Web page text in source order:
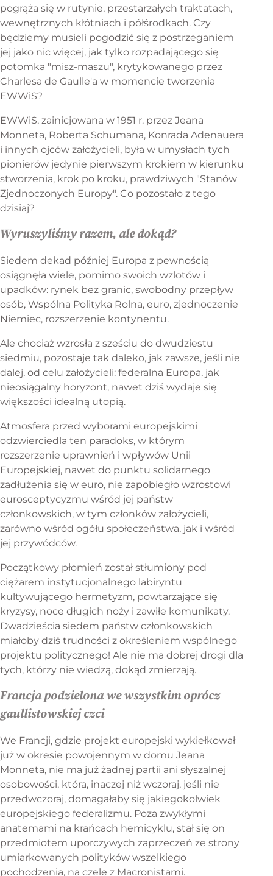
pogrąża się w rutynie, przestarzałych traktatach,
wewnętrznych kłótniach i półśrodkach. Czy
będziemy musieli pogodzić się z postrzeganiem
jej jako nic więcej, jak tylko rozpadającego się
potomka "misz-maszu", krytykowanego przez
Charlesa de Gaulle'a w momencie tworzenia
EWWiS?
EWWiS, zainicjowana w 1951 r. przez Jeana
Monneta, Roberta Schumana, Konrada Adenauera
i innych ojców założycieli, była w umysłach tych
pionierów jedynie pierwszym krokiem w kierunku
stworzenia, krok po kroku, prawdziwych "Stanów
Zjednoczonych Europy". Co pozostało z tego
dzisiaj?
Wyruszyliśmy razem, ale dokąd?
Siedem dekad później Europa z pewnością
osiągnęła wiele, pomimo swoich wzlotów i
upadków: rynek bez granic, swobodny przepływ
osób, Wspólna Polityka Rolna, euro, zjednoczenie
Niemiec, rozszerzenie kontynentu.
Ale chociaż wzrosła z sześciu do dwudziestu
siedmiu, pozostaje tak daleko, jak zawsze, jeśli nie
dalej, od celu założycieli: federalna Europa, jak
nieosiągalny horyzont, nawet dziś wydaje się
większości idealną utopią.
Atmosfera przed wyborami europejskimi
odzwierciedla ten paradoks, w którym
rozszerzenie uprawnień i wpływów Unii
Europejskiej, nawet do punktu solidarnego
zadłużenia się w euro, nie zapobiegło wzrostowi
eurosceptycyzmu wśród jej państw
członkowskich, w tym członków założycieli,
zarówno wśród ogółu społeczeństwa, jak i wśród
jej przywódców.
Początkowy płomień został stłumiony pod
ciężarem instytucjonalnego labiryntu
kultywującego hermetyzm, powtarzające się
kryzysy, noce długich noży i zawiłe komunikaty.
Dwadzieścia siedem państw członkowskich
miałoby dziś trudności z określeniem wspólnego
projektu politycznego! Ale nie ma dobrej drogi dla
tych, którzy nie wiedzą, dokąd zmierzają.
Francja podzielona we wszystkim oprócz
gaullistowskiej czci
We Francji, gdzie projekt europejski wykiełkował
już w okresie powojennym w domu Jeana
Monneta, nie ma już żadnej partii ani słyszalnej
osobowości, która, inaczej niż wczoraj, jeśli nie
przedwczoraj, domagałaby się jakiegokolwiek
europejskiego federalizmu. Poza zwykłymi
anatemami na krańcach hemicyklu, stał się on
przedmiotem uporczywych zaprzeczeń ze strony
umiarkowanych polityków wszelkiego
pochodzenia, na czele z Macronistami.